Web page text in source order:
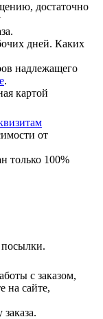
достаточно
дней. Каких
надлежащего
.
картой
от
только 100%
с заказом,
на сайте,